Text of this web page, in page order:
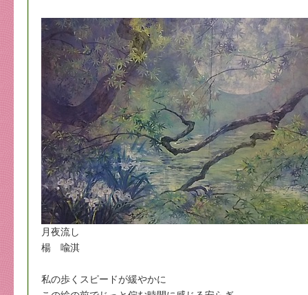
月夜流し
楊 喩淇
私の歩くスピードが緩やかに